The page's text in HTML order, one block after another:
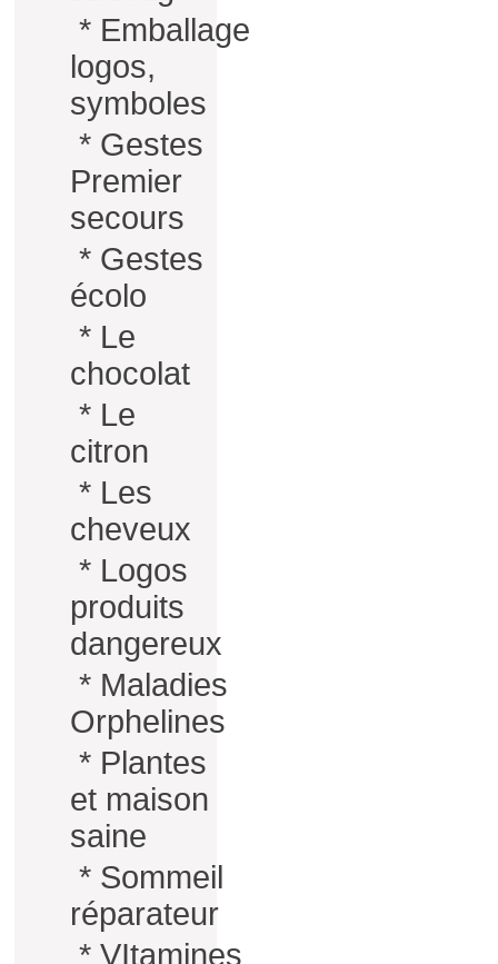
* Emballage
logos,
symboles
* Gestes
Premier
secours
* Gestes
écolo
* Le
chocolat
* Le
citron
* Les
cheveux
* Logos
produits
dangereux
* Maladies
Orphelines
* Plantes
et maison
saine
* Sommeil
réparateur
* VItamines